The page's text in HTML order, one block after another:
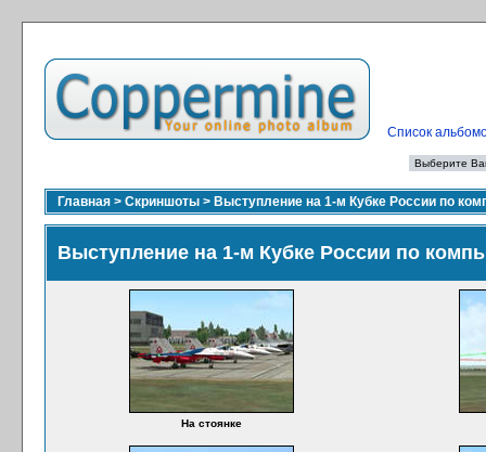
Список
Главная > Скриншоты > Выступление на 1-м Кубке России по
Выступление на 1-м Кубке России по
На стоянке